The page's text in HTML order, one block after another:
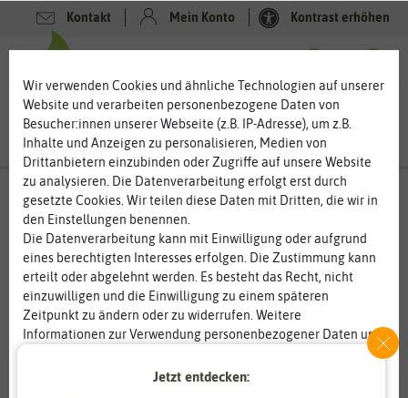
Kontakt Mein Konto Kontrast erhöhen
Wir verwenden Cookies und ähnliche Technologien auf unserer
Website und verarbeiten personenbezogene Daten von
Besucher:innen unserer Webseite (z.B. IP-Adresse), um z.B.
Inhalte und Anzeigen zu personalisieren, Medien von
Drittanbietern einzubinden oder Zugriffe auf unsere Website
zu analysieren. Die Datenverarbeitung erfolgt erst durch
gesetzte Cookies. Wir teilen diese Daten mit Dritten, die wir in
den Einstellungen benennen.
Die Datenverarbeitung kann mit Einwilligung oder aufgrund
eines berechtigten Interesses erfolgen. Die Zustimmung kann
erteilt oder abgelehnt werden. Es besteht das Recht, nicht
einzuwilligen und die Einwilligung zu einem späteren
Zeitpunkt zu ändern oder zu widerrufen. Weitere
Informationen zur Verwendung personenbezogener Daten und
Jetzt entdecken: